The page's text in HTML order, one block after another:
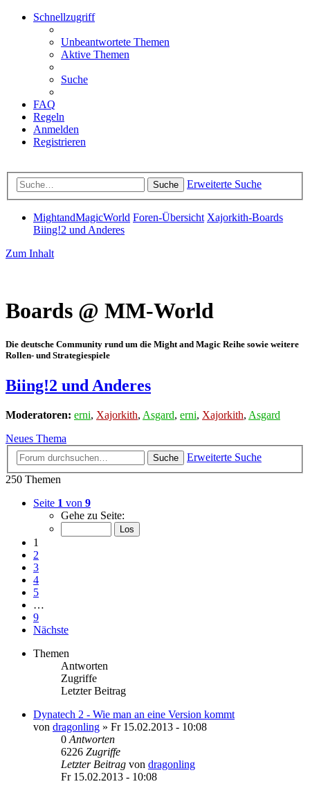
Schnellzugriff
Unbeantwortete Themen
Aktive Themen
Suche
FAQ
Regeln
Anmelden
Registrieren
Suche Erweiterte Suche
MightandMagicWorld Foren-Übersicht Xajorkith-Boards
Biing!2 und Anderes
Zum Inhalt
Boards @ MM-World
Die deutsche Community rund um die Might and Magic Reihe sowie weitere
Rollen- und Strategiespiele
Biing!2 und Anderes
Moderatoren: erni, Xajorkith, Asgard, erni, Xajorkith, Asgard
Neues Thema
Suche
Erweiterte Suche
250 Themen
Seite 1 von 9
Gehe zu Seite:
1
2
3
4
5
…
9
Nächste
Themen
Antworten
Zugriffe
Letzter Beitrag
Dynatech 2 - Wie man an eine Version kommt
von dragonling » Fr 15.02.2013 - 10:08
0 Antworten
6226 Zugriffe
Letzter Beitrag von dragonling
Fr 15.02.2013 - 10:08